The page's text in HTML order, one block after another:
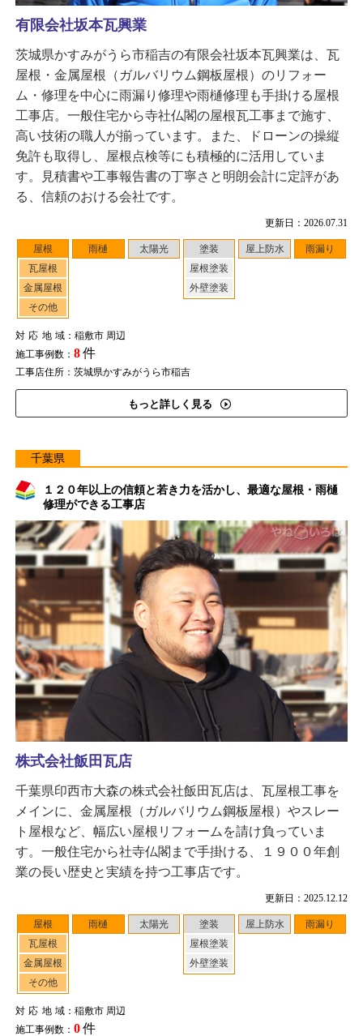
更新日：2026.07.31
屋根
瓦屋根
金属屋根
その他
雨樋 太陽光
塗装
屋根塗装
外壁塗装
屋上防水 雨漏り
対応地域：稲敷市 周辺
施工事例数： 8件
工事店住所：茨城県かすみがうら市稲吉
もっと詳しく見る
有限会社坂本瓦興業
茨城県かすみがうら市稲吉の有限会社坂本瓦興業は、瓦
屋根・金属屋根（ガルバリウム鋼板屋根）のリフォー
ム・修理を中心に雨漏り修理や雨樋修理も手掛ける屋根
工事店。一般住宅から寺社仏閣の屋根瓦工事まで施す、
高い技術の職人が揃っています。また、ドローンの操縦
免許も取得し、屋根点検等にも積極的に活用していま
す。見積書や工事報告書の丁寧さと明朗会計に定評があ
る、信頼のおける会社です。
千葉県
１２０年以上の信頼と若き力を活かし、最適な屋根・雨樋
修理ができる工事店
更新日：2025.12.12
屋根
瓦屋根
金属屋根
その他
雨樋 太陽光
塗装
屋根塗装
外壁塗装
屋上防水 雨漏り
対応地域：稲敷市 周辺
施工事例数： 0件
株式会社飯田瓦店
千葉県印西市大森の株式会社飯田瓦店は、瓦屋根工事を
メインに、金属屋根（ガルバリウム鋼板屋根）やスレー
ト屋根など、幅広い屋根リフォームを請け負っていま
す。一般住宅から社寺仏閣まで手掛ける、１９００年創
業の長い歴史と実績を持つ工事店です。